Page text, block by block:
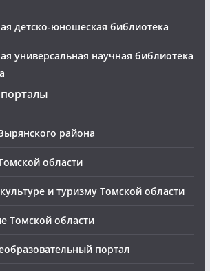
детско-юношеская библиотека
универсальная научная библиотека
района
области
и туризму Томской области
Томской области
портал